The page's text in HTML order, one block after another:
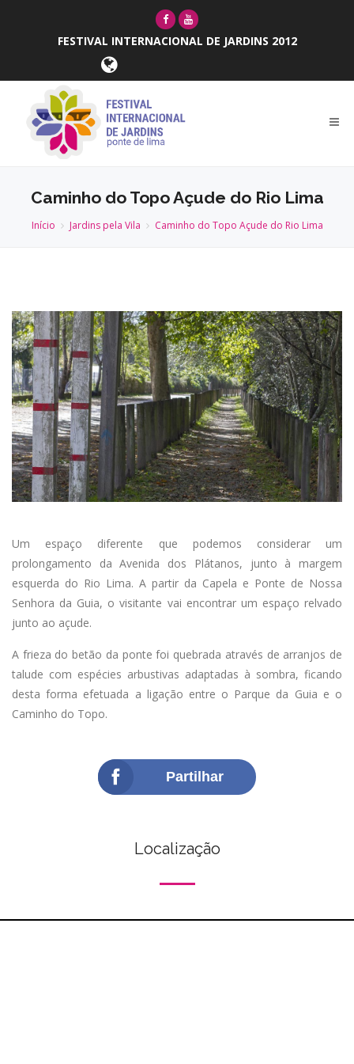
FESTIVAL INTERNACIONAL DE JARDINS 2012
Caminho do Topo Açude do Rio Lima
Início Jardins pela Vila Caminho do Topo Açude do Rio Lima
Um espaço diferente que podemos considerar um
prolongamento da Avenida dos Plátanos, junto à margem
esquerda do Rio Lima. A partir da Capela e Ponte de Nossa
Senhora da Guia, o visitante vai encontrar um espaço relvado
junto ao açude.
A frieza do betão da ponte foi quebrada através de arranjos de
talude com espécies arbustivas adaptadas à sombra, ficando
desta forma efetuada a ligação entre o Parque da Guia e o
Caminho do Topo.
Partilhar
Localização